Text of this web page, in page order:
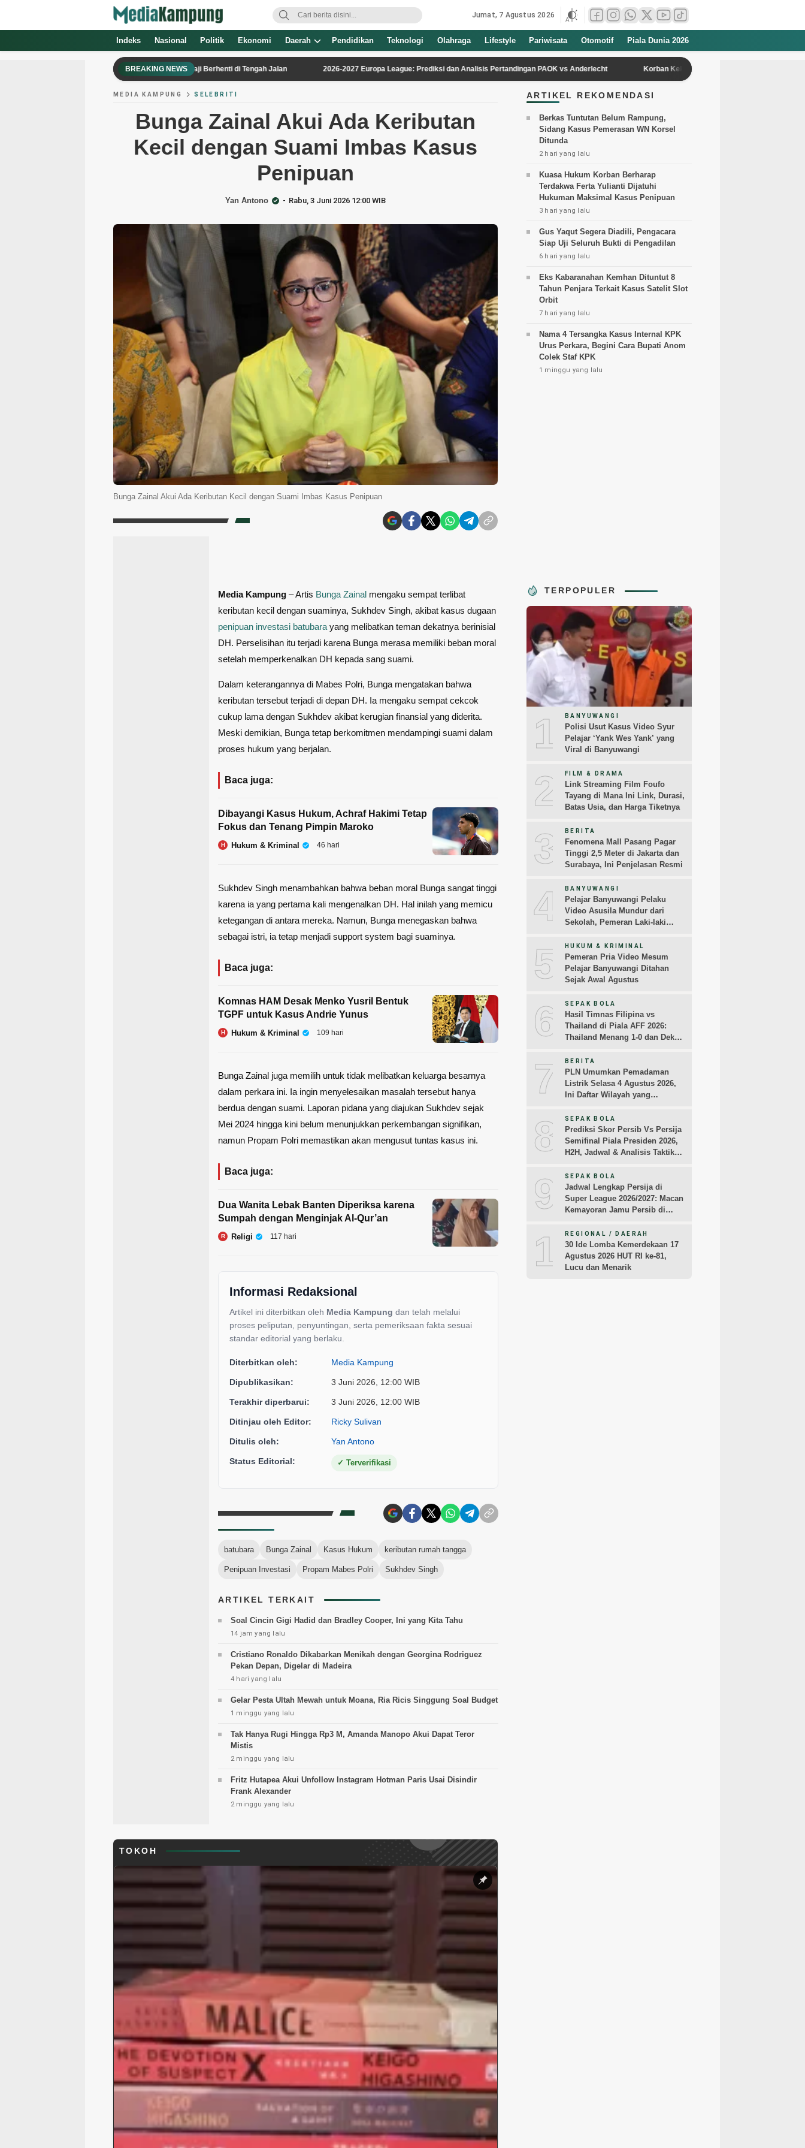
Jumat, 7 Agustus 2026
Indeks Nasional Politik Ekonomi Daerah Pendidikan Teknologi Olahraga Lifestyle Pariwisata Otomotif Piala Dunia 2026
BREAKING NEWS
Agar Cicilan Tetap Aman Meski Gaji Berhenti di Tengah Jalan 2026-2027 Europa League: Prediksi dan Analisis Pertandingan PAOK vs Anderlecht Korban Kekerasan Perempuan dan Anak di Pandeglang
MEDIA KAMPUNG SELEBRITI
Bunga Zainal Akui Ada Keributan
Kecil dengan Suami Imbas Kasus
Penipuan
Yan Antono Rabu, 3 Juni 2026 12:00 WIB
Bunga Zainal Akui Ada Keributan Kecil dengan Suami Imbas Kasus Penipuan
Media Kampung – Artis Bunga Zainal mengaku sempat terlibat
keributan kecil dengan suaminya, Sukhdev Singh, akibat kasus dugaan
penipuan investasi batubara yang melibatkan teman dekatnya berinisial
DH. Perselisihan itu terjadi karena Bunga merasa memiliki beban moral
setelah memperkenalkan DH kepada sang suami.
Dalam keterangannya di Mabes Polri, Bunga mengatakan bahwa
keributan tersebut terjadi di depan DH. Ia mengaku sempat cekcok
cukup lama dengan Sukhdev akibat kerugian finansial yang diderita.
Meski demikian, Bunga tetap berkomitmen mendampingi suami dalam
proses hukum yang berjalan.
Baca juga:
Dibayangi Kasus Hukum, Achraf Hakimi Tetap
Fokus dan Tenang Pimpin Maroko
H Hukum & Kriminal 46 hari
Sukhdev Singh menambahkan bahwa beban moral Bunga sangat tinggi
karena ia yang pertama kali mengenalkan DH. Hal inilah yang memicu
ketegangan di antara mereka. Namun, Bunga menegaskan bahwa
sebagai istri, ia tetap menjadi support system bagi suaminya.
Baca juga:
Komnas HAM Desak Menko Yusril Bentuk
TGPF untuk Kasus Andrie Yunus
H Hukum & Kriminal 109 hari
Bunga Zainal juga memilih untuk tidak melibatkan keluarga besarnya
dalam perkara ini. Ia ingin menyelesaikan masalah tersebut hanya
berdua dengan suami. Laporan pidana yang diajukan Sukhdev sejak
Mei 2024 hingga kini belum menunjukkan perkembangan signifikan,
namun Propam Polri memastikan akan mengusut tuntas kasus ini.
Baca juga:
Dua Wanita Lebak Banten Diperiksa karena
Sumpah dengan Menginjak Al‑Qur’an
R Religi 117 hari
Informasi Redaksional
Artikel ini diterbitkan oleh Media Kampung dan telah melalui
proses peliputan, penyuntingan, serta pemeriksaan fakta sesuai
standar editorial yang berlaku.
Diterbitkan oleh: Media Kampung
Dipublikasikan: 3 Juni 2026, 12:00 WIB
Terakhir diperbarui: 3 Juni 2026, 12:00 WIB
Ditinjau oleh Editor: Ricky Sulivan
Ditulis oleh: Yan Antono
Status Editorial: ✓ Terverifikasi
batubara Bunga Zainal Kasus Hukum keributan rumah tangga
Penipuan Investasi Propam Mabes Polri Sukhdev Singh
ARTIKEL TERKAIT
Soal Cincin Gigi Hadid dan Bradley Cooper, Ini yang Kita Tahu
14 jam yang lalu
Cristiano Ronaldo Dikabarkan Menikah dengan Georgina Rodriguez
Pekan Depan, Digelar di Madeira
4 hari yang lalu
Gelar Pesta Ultah Mewah untuk Moana, Ria Ricis Singgung Soal Budget
1 minggu yang lalu
Tak Hanya Rugi Hingga Rp3 M, Amanda Manopo Akui Dapat Teror
Mistis
2 minggu yang lalu
Fritz Hutapea Akui Unfollow Instagram Hotman Paris Usai Disindir
Frank Alexander
2 minggu yang lalu
TOKOH
ARTIKEL REKOMENDASI
Berkas Tuntutan Belum Rampung,
Sidang Kasus Pemerasan WN Korsel
Ditunda
2 hari yang lalu
Kuasa Hukum Korban Berharap
Terdakwa Ferta Yulianti Dijatuhi
Hukuman Maksimal Kasus Penipuan
3 hari yang lalu
Gus Yaqut Segera Diadili, Pengacara
Siap Uji Seluruh Bukti di Pengadilan
6 hari yang lalu
Eks Kabaranahan Kemhan Dituntut 8
Tahun Penjara Terkait Kasus Satelit Slot
Orbit
7 hari yang lalu
Nama 4 Tersangka Kasus Internal KPK
Urus Perkara, Begini Cara Bupati Anom
Colek Staf KPK
1 minggu yang lalu
TERPOPULER
1 BANYUWANGI
Polisi Usut Kasus Video Syur
Pelajar ‘Yank Wes Yank’ yang
Viral di Banyuwangi
2 FILM & DRAMA
Link Streaming Film Foufo
Tayang di Mana Ini Link, Durasi,
Batas Usia, dan Harga Tiketnya
3 BERITA
Fenomena Mall Pasang Pagar
Tinggi 2,5 Meter di Jakarta dan
Surabaya, Ini Penjelasan Resmi
4 BANYUWANGI
Pelajar Banyuwangi Pelaku
Video Asusila Mundur dari
Sekolah, Pemeran Laki-laki
5 HUKUM & KRIMINAL
Pemeran Pria Video Mesum
Pelajar Banyuwangi Ditahan
Sejak Awal Agustus
6 SEPAK BOLA
Hasil Timnas Filipina vs
Thailand di Piala AFF 2026:
Thailand Menang 1-0 dan Dekati
7 BERITA
PLN Umumkan Pemadaman
Listrik Selasa 4 Agustus 2026,
Ini Daftar Wilayah yang
8 SEPAK BOLA
Prediksi Skor Persib Vs Persija
Semifinal Piala Presiden 2026,
H2H, Jadwal & Analisis Taktik
9 SEPAK BOLA
Jadwal Lengkap Persija di
Super League 2026/2027: Macan
Kemayoran Jamu Persib di
10REGIONAL / DAERAH
30 Ide Lomba Kemerdekaan 17
Agustus 2026 HUT RI ke-81,
Lucu dan Menarik